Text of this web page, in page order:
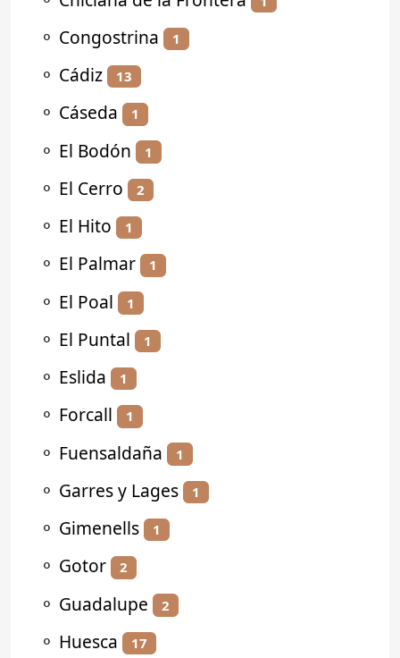
⚬ Congostrina 1
⚬ Cádiz 13
⚬ Cáseda 1
⚬ El Bodón 1
⚬ El Cerro 2
⚬ El Hito 1
⚬ El Palmar 1
⚬ El Poal 1
⚬ El Puntal 1
⚬ Eslida 1
⚬ Forcall 1
⚬ Fuensaldaña 1
⚬ Garres y Lages 1
⚬ Gimenells 1
⚬ Gotor 2
⚬ Guadalupe 2
⚬ Huesca 17